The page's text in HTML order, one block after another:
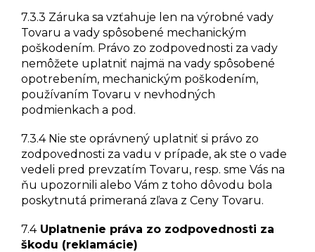
7.3.3 Záruka sa vzťahuje len na výrobné vady
Tovaru a vady spôsobené mechanickým
poškodením. Právo zo zodpovednosti za vady
nemôžete uplatniť najmä na vady spôsobené
opotrebením, mechanickým poškodením,
používaním Tovaru v nevhodných
podmienkach a pod.
7.3.4 Nie ste oprávnený uplatniť si právo zo
zodpovednosti za vadu v prípade, ak ste o vade
vedeli pred prevzatím Tovaru, resp. sme Vás na
ňu upozornili alebo Vám z toho dôvodu bola
poskytnutá primeraná zľava z Ceny Tovaru.
7.4Uplatnenie práva zo zodpovednosti za
škodu (reklamácie)